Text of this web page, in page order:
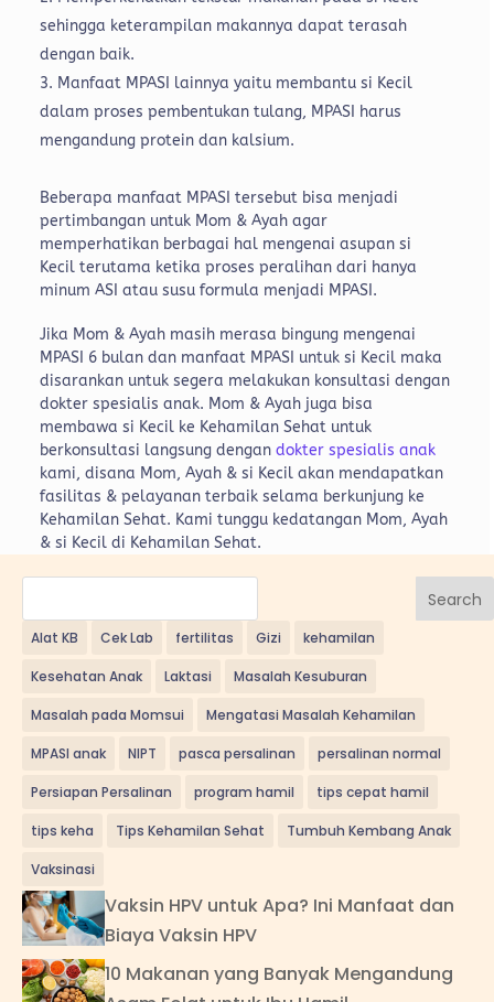
sehingga keterampilan makannya dapat terasah
dengan baik.
Manfaat MPASI lainnya yaitu membantu si Kecil
dalam proses pembentukan tulang, MPASI harus
mengandung protein dan kalsium.
Beberapa manfaat MPASI tersebut bisa menjadi
pertimbangan untuk Mom & Ayah agar
memperhatikan berbagai hal mengenai asupan si
Kecil terutama ketika proses peralihan dari hanya
minum ASI atau susu formula menjadi MPASI.
Jika Mom & Ayah masih merasa bingung mengenai
MPASI 6 bulan dan manfaat MPASI untuk si Kecil maka
disarankan untuk segera melakukan konsultasi dengan
dokter spesialis anak. Mom & Ayah juga bisa
membawa si Kecil ke Kehamilan Sehat untuk
berkonsultasi langsung dengan dokter spesialis anak
kami, disana Mom, Ayah & si Kecil akan mendapatkan
fasilitas & pelayanan terbaik selama berkunjung ke
Kehamilan Sehat. Kami tunggu kedatangan Mom, Ayah
& si Kecil di Kehamilan Sehat.
Search
Alat KB Cek Lab fertilitas Gizi kehamilan
Kesehatan Anak Laktasi Masalah Kesuburan
Masalah pada Momsui Mengatasi Masalah Kehamilan
MPASI anak NIPT pasca persalinan persalinan normal
Persiapan Persalinan program hamil tips cepat hamil
tips keha Tips Kehamilan Sehat Tumbuh Kembang Anak
Vaksinasi
Vaksin HPV untuk Apa? Ini Manfaat dan
Biaya Vaksin HPV
10 Makanan yang Banyak Mengandung